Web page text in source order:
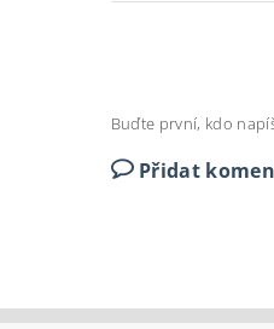
Buďte první, kdo
Přidat